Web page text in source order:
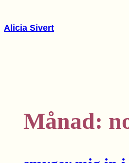
till
Alicia Sivert
Månad: